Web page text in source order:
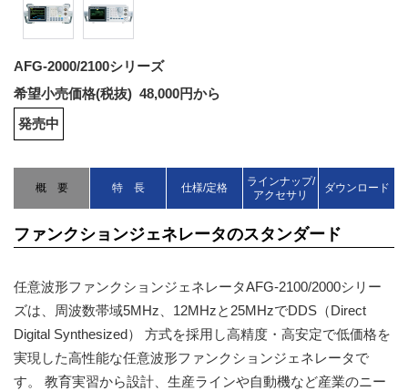
AFG-2000/2100シリーズ
希望小売価格(税抜) 48,000円から
発売中
概 要 特 長 仕様/定格
ラインナップ/
アクセサリ
ダウンロード
ファンクションジェネレータのスタンダード
任意波形ファンクションジェネレータAFG-2100/2000シリー
ズは、周波数帯域5MHz、12MHzと25MHzでDDS（Direct
Digital Synthesized） 方式を採用し高精度・高安定で低価格を
実現した高性能な任意波形ファンクションジェネレータで
す。 教育実習から設計、生産ラインや自動機など産業のニー